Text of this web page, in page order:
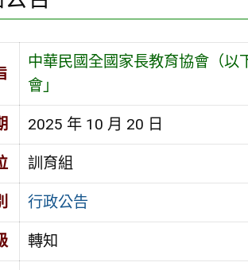
中華民國全國家長教育協會（以
會」
2025 年 10 月 20 日
訓育組
行政公告
轉知